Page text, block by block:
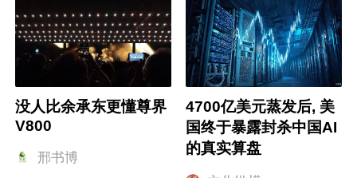
没人比余承东更懂尊界
V800
邢书博
4700亿美元蒸发后, 美
国终于暴露封杀中国AI
的真实算盘